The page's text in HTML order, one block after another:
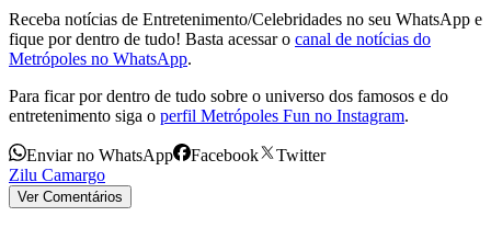
Receba notícias de Entretenimento/Celebridades no seu WhatsApp e
fique por dentro de tudo! Basta acessar o canal de notícias do
Metrópoles no WhatsApp.
Para ficar por dentro de tudo sobre o universo dos famosos e do
entretenimento siga o perfil Metrópoles Fun no Instagram.
Enviar no WhatsApp Facebook
Twitter
Zilu Camargo
Ver Comentários